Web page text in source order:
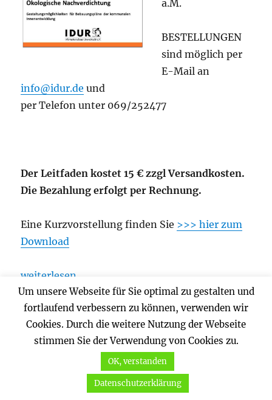
a.M.
BESTELLUNGEN
sind möglich per
E-Mail an
info@idur.de und
per Telefon unter 069/252477
Der Leitfaden kostet 15 € zzgl Versandkosten.
Die Bezahlung erfolgt per Rechnung.
Eine Kurzvorstellung finden Sie >>> hier zum
Download
„Buchtipp: Ökologische Nachverdichtung –
weiterlesen
Diesen Beitrag teilen
teilen teilen teilen
Redaktion VKH BW
Veröffentlicht
am
24. Oktober 2020
,Recht
Um unsere Webseite für Sie optimal zu gestalten und
fortlaufend verbessern zu können, verwenden wir
Cookies. Durch die weitere Nutzung der Webseite
stimmen Sie der Verwendung von Cookies zu.
OK, verstanden
Datenschutzerklärung